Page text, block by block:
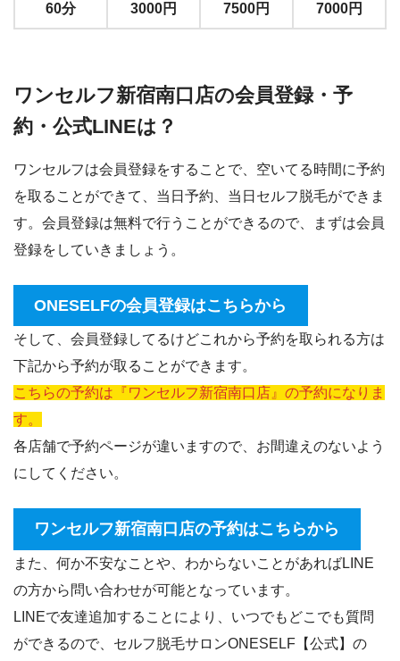
60分 3000円 7500円 7000円
ワンセルフ新宿南口店の会員登録・予
約・公式LINEは？
ワンセルフは会員登録をすることで、空いてる時間に予約
を取ることができて、当日予約、当日セルフ脱毛ができま
す。会員登録は無料で行うことができるので、まずは会員
登録をしていきましょう。
ONESELFの会員登録はこちらから
そして、会員登録してるけどこれから予約を取られる方は
下記から予約が取ることができます。
こちらの予約は『ワンセルフ新宿南口店』の予約になりま
す。
各店舗で予約ページが違いますので、お間違えのないよう
にしてください。
ワンセルフ新宿南口店の予約はこちらから
また、何か不安なことや、わからないことがあればLINE
の方から問い合わせが可能となっています。
LINEで友達追加することにより、いつでもどこでも質問
ができるので、セルフ脱毛サロンONESELF【公式】の